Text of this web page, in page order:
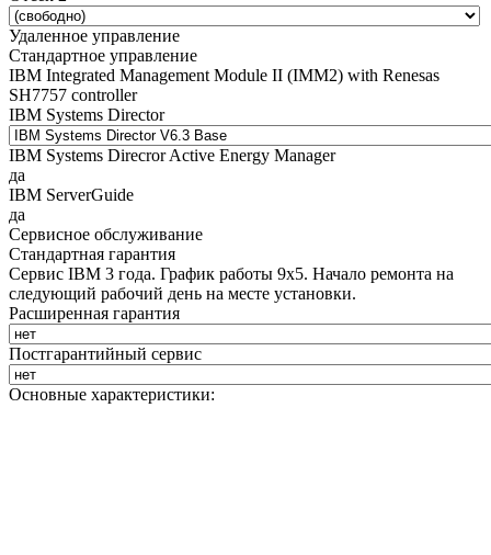
Удаленное управление
Стандартное управление
IBM Integrated Management Module II (IMM2) with Renesas
SH7757 controller
IBM Systems Director
IBM Systems Direcror Active Energy Manager
да
IBM ServerGuide
да
Сервисное обслуживание
Стандартная гарантия
Сервис IBM 3 года. График работы 9х5. Начало ремонта на
следующий рабочий день на месте установки.
Расширенная гарантия
Постгарантийный сервис
Основные характеристики: